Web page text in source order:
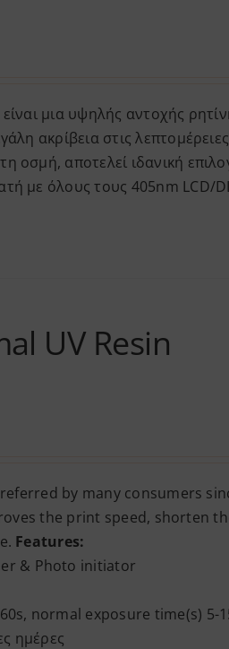
είναι μια υψηλής αντοχής
ακρίβεια στις
οσμή, αποτελεί ιδανική
με όλους τους 405nm LCD/
UV Resin
by many consumers
the print speed, shorten
Features:
& Photo initiator
normal exposure time(s) 5-
ημέρες